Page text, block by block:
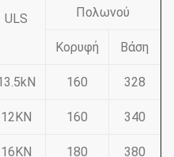
ULS
Πολωνού
Κορυφή Βάση
160 328
12KN 160 340
16KN 180 380